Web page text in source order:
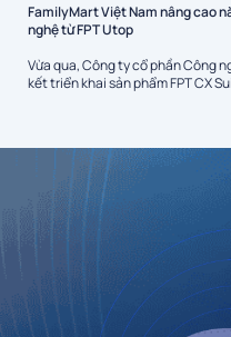
FamilyMart Việt Nam nâng cao
nghệ từ FPT Utop
Vừa qua, Công ty cổ phần Công
kết triển khai sản phẩm FPT CX